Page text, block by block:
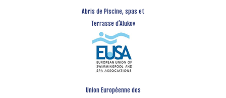
Abris de Piscine, spas et
Terrasse d’Alukov
Union Européenne des